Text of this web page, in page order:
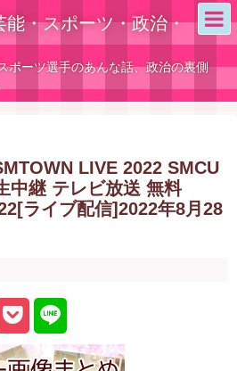
能・スポーツ・政治・
ポーツ選手のあんな話、政治の裏側
LIVE 2022 SMCU
中継 テレビ放送 無料
ライブ配信]2022年8月28